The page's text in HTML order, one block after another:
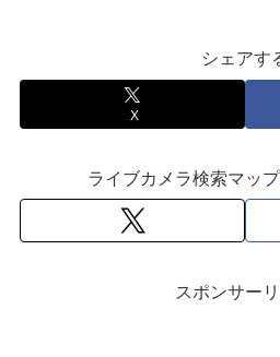
シェアす
X
ライブカメラ検索マッ
スポンサー